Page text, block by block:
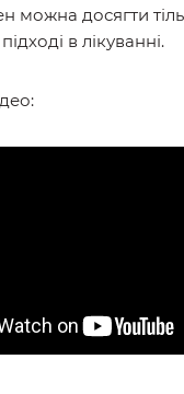
можна досягти
в лікуванні.